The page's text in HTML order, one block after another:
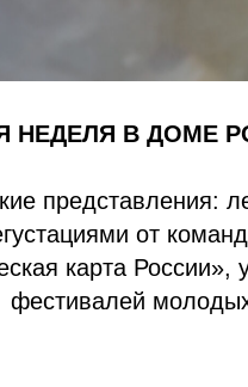
НЕДЕЛЯ В ДОМЕ
представления:
от
карта
фестивалей